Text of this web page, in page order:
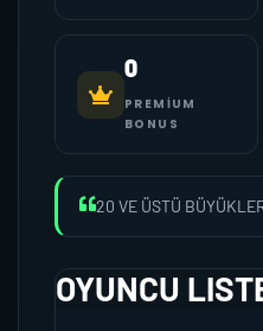
0
PREMIUM
BONUS
20 VE ÜSTÜ
OYUNCU